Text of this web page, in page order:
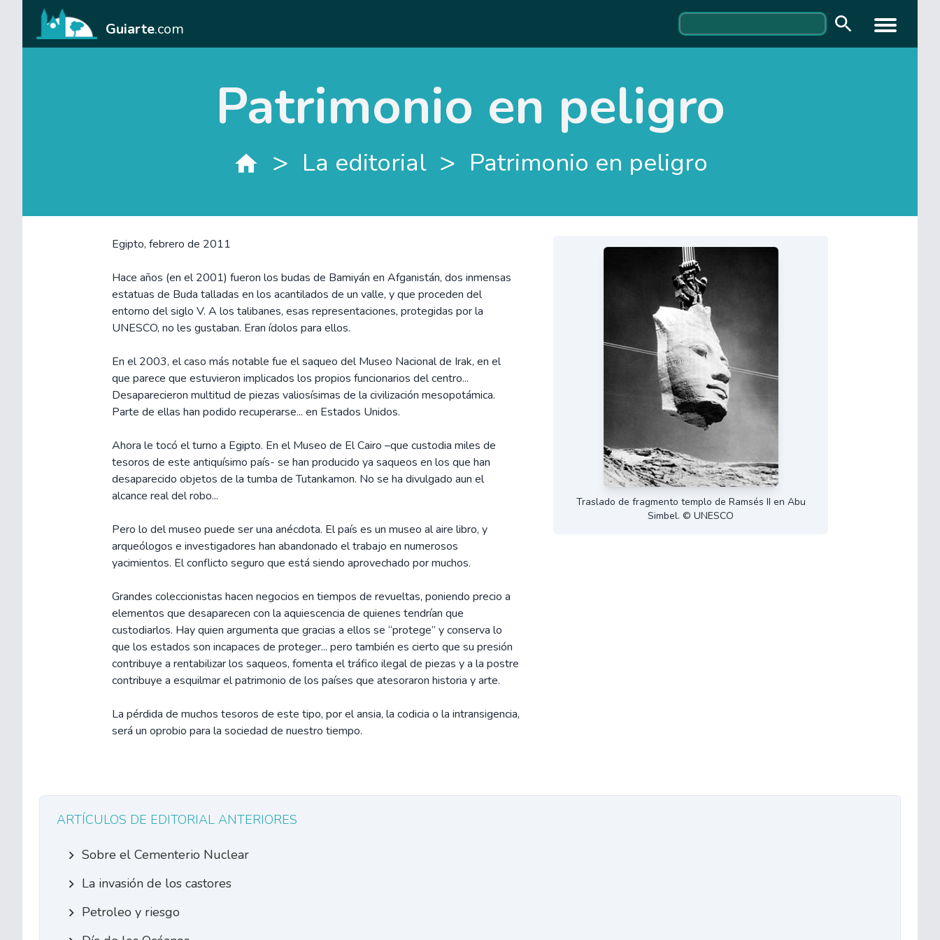
Guiarte.com
Patrimonio en peligro
> La editorial > Patrimonio en peligro
Egipto, febrero de 2011
Hace años (en el 2001) fueron los budas de Bamiyán en Afganistán, dos inmensas
estatuas de Buda talladas en los acantilados de un valle, y que proceden del
entorno del siglo V. A los talibanes, esas representaciones, protegidas por la
UNESCO, no les gustaban. Eran ídolos para ellos.
En el 2003, el caso más notable fue el saqueo del Museo Nacional de Irak, en el
que parece que estuvieron implicados los propios funcionarios del centro...
Desaparecieron multitud de piezas valiosísimas de la civilización mesopotámica.
Parte de ellas han podido recuperarse... en Estados Unidos.
Ahora le tocó el turno a Egipto. En el Museo de El Cairo –que custodia miles de
tesoros de este antiquísimo país- se han producido ya saqueos en los que han
desaparecido objetos de la tumba de Tutankamon. No se ha divulgado aun el
alcance real del robo...
Pero lo del museo puede ser una anécdota. El país es un museo al aire libro, y
arqueólogos e investigadores han abandonado el trabajo en numerosos
yacimientos. El conflicto seguro que está siendo aprovechado por muchos.
Grandes coleccionistas hacen negocios en tiempos de revueltas, poniendo precio a
elementos que desaparecen con la aquiescencia de quienes tendrían que
custodiarlos. Hay quien argumenta que gracias a ellos se “protege” y conserva lo
que los estados son incapaces de proteger... pero también es cierto que su presión
contribuye a rentabilizar los saqueos, fomenta el tráfico ilegal de piezas y a la postre
contribuye a esquilmar el patrimonio de los países que atesoraron historia y arte.
La pérdida de muchos tesoros de este tipo, por el ansia, la codicia o la intransigencia,
será un oprobio para la sociedad de nuestro tiempo.
Traslado de fragmento templo de Ramsés II en Abu
Simbel. © UNESCO
ARTÍCULOS DE EDITORIAL ANTERIORES
Sobre el Cementerio Nuclear
La invasión de los castores
Petroleo y riesgo